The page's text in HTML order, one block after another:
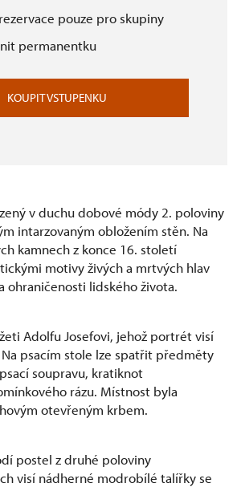
pouze pro skupiny
permanentku
KOUPIT VSTUPENKU
v duchu dobové módy 2. poloviny
intarzovaným obložením stěn. Na
kamnech z konce 16. století
motivy živých a mrtvých hlav
ohraničenosti lidského života.
Adolfu Josefovi, jehož portrét visí
psacím stole lze spatřit předměty
soupravu, kratiknot
rázu. Místnost byla
otevřeným krbem.
postel z druhé poloviny
visí nádherné modrobílé talířky se